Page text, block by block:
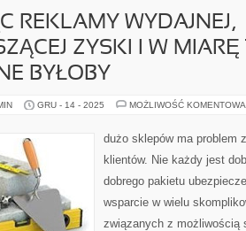
REKLAMY WYDAJNEJ,
ZYSKI I W MIARĘ
BYŁOBY
GRU - 14 - 2025 MOŻLIWOŚĆ
dużo sklepów ma problem
klientów. Nie każdy jest
dobrego pakietu
wsparcie w wielu
związanych z możliwością